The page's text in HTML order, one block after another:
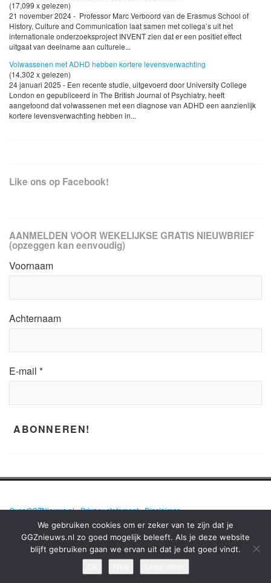
(17,099 x gelezen)
21 november 2024 - Professor Marc Verboord van de Erasmus School of
History, Culture and Communication laat samen met collega’s uit het
internationale onderzoeksproject INVENT zien dat er een positief effect
uitgaat van deelname aan culturele...
Volwassenen met ADHD hebben kortere levensverwachting
(14,302 x gelezen)
24 januari 2025 - Een recente studie, uitgevoerd door University College
London en gepubliceerd in The British Journal of Psychiatry, heeft
aangetoond dat volwassenen met een diagnose van ADHD een aanzienlijk
kortere levensverwachting hebben in...
Like ons op Facebook!
AANMELDEN VOOR WEKELIJKSE GRATIS NIEUWBRIEF
(opzeggen kan eenvoudig)
Voornaam
Achternaam
E-mail *
Over GGZNieuws.nl•Privacy statement•Disclaimer
GGZNIEUWS.NL – ELKE DAG HET NIEUWS OVER MENTALE GEZONDHEID
EN DE GGZ OP EEN RIJ!
We gebruiken cookies om er zeker van te zijn dat je
GGZnieuws.nl zo goed mogelijk beleeft. Als je deze website
blijft gebruiken gaan we ervan uit dat je dat goed vindt.